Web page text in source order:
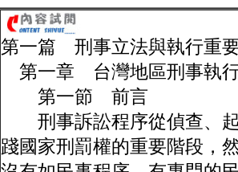
第一篇 刑事立法與執行重
第一章 台灣地區刑事執
第一節 前言
刑事訴訟程序從偵查、起
踐國家刑罰權的重要階段，